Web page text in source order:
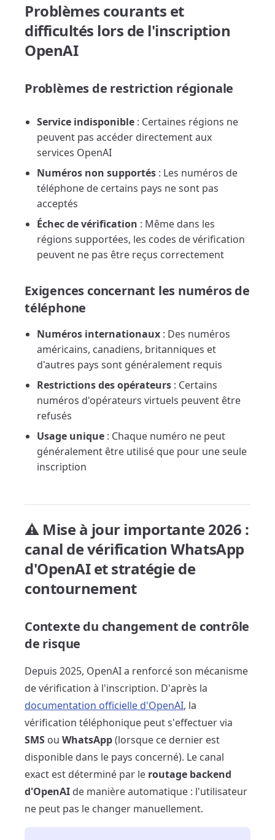
Problèmes courants et
difficultés lors de l'inscription
OpenAI
Problèmes de restriction régionale
Service indisponible : Certaines régions ne
peuvent pas accéder directement aux
services OpenAI
Numéros non supportés : Les numéros de
téléphone de certains pays ne sont pas
acceptés
Échec de vérification : Même dans les
régions supportées, les codes de vérification
peuvent ne pas être reçus correctement
Exigences concernant les numéros de
téléphone
Numéros internationaux : Des numéros
américains, canadiens, britanniques et
d'autres pays sont généralement requis
Restrictions des opérateurs : Certains
numéros d'opérateurs virtuels peuvent être
refusés
Usage unique : Chaque numéro ne peut
généralement être utilisé que pour une seule
inscription
⚠️ Mise à jour importante 2026 :
canal de vérification WhatsApp
d'OpenAI et stratégie de
contournement
Contexte du changement de contrôle
de risque
Depuis 2025, OpenAI a renforcé son mécanisme
de vérification à l'inscription. D'après la
documentation officielle d'OpenAI, la
vérification téléphonique peut s'effectuer via
SMS ou WhatsApp(lorsque ce dernier est
disponible dans le pays concerné). Le canal
exact est déterminé par le routage backend
d'OpenAI de manière automatique : l'utilisateur
ne peut pas le changer manuellement.